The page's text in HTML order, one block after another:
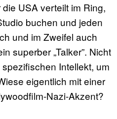
USA verteilt im Ring,
buchen und jeden
und im Zweifel auch
superber „Talker”. Nicht
Intellekt, um
eigentlich mit einer
Nazi-Akzent?